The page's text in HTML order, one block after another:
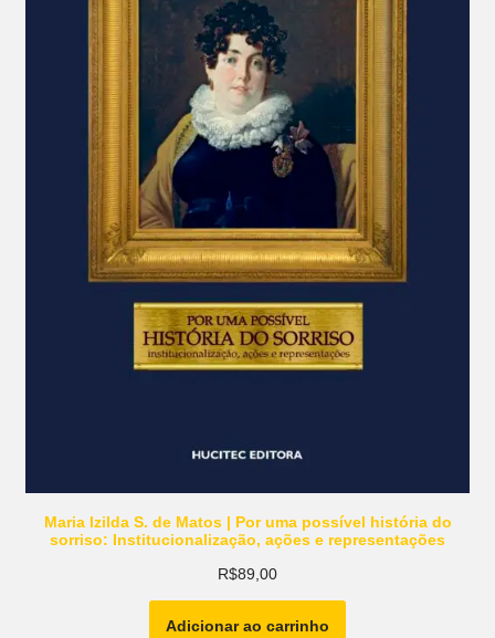
Maria Izilda S. de Matos | Por uma possível história do
sorriso: Institucionalização, ações e representações
R$89,00
Adicionar ao carrinho